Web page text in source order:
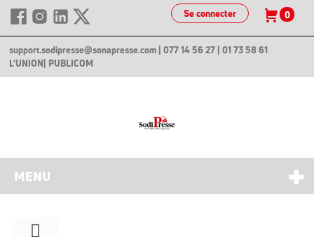
Se connecter 0
support.sodipresse@sonapresse.com | 077 14 56 27 | 01 73 58 61
L'UNION | PUBLICOM
MENU